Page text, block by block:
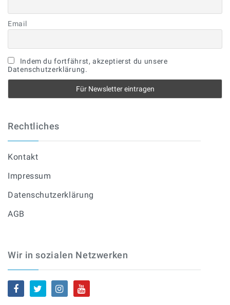
Email
Indem du fortfährst, akzeptierst du unsere
Datenschutzerklärung.
Rechtliches
Kontakt
Impressum
Datenschutzerklärung
AGB
Wir in sozialen Netzwerken